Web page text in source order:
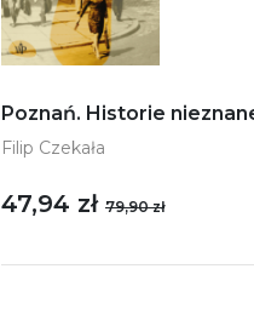
Poznań. Historie
Filip Czekała
47,94 zł 79,90 zł